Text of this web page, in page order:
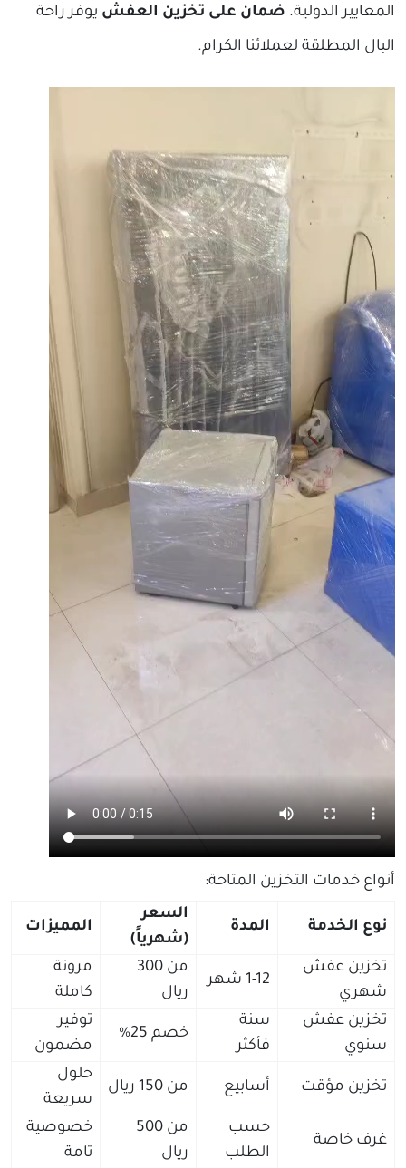
المعايير الدولية. ضمان على تخزين العفش يوفر راحة
البال المطلقة لعملائنا الكرام.
أنواع خدمات التخزين المتاحة:
نوع الخدمة المدة
السعر
(شهرياً)
المميزات
تخزين عفش
شهري
1-12 شهر
من 300
ريال
مرونة
كاملة
تخزين عفش
سنوي
سنة
فأكثر
خصم 25%
توفير
مضمون
تخزين مؤقت أسابيع من 150 ريال
حلول
سريعة
غرف خاصة
حسب
الطلب
من 500
ريال
خصوصية
تامة